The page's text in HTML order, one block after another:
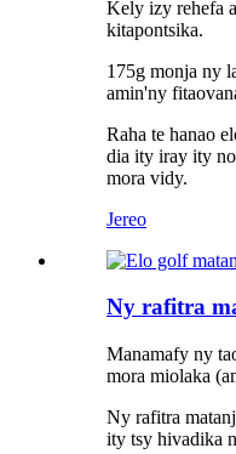
Kely izy rehefa
kitapontsika.
175g monja ny
amin'ny
Raha te hanao
dia ity iray ity no
mora vidy.
Jereo
Ny rafitra
Manamafy ny
mora miolaka
Ny rafitra
ity tsy hivadika